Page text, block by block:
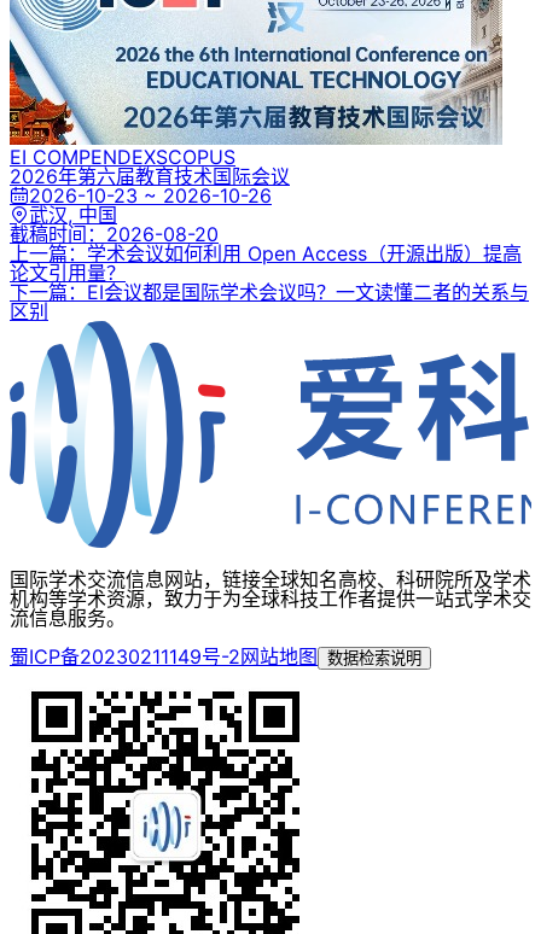
EI COMPENDEXSCOPUS
2026年第六届教育技术国际会议
2026-10-23 ~ 2026-10-26
武汉, 中国
截稿时间： 2026-08-20
上一篇：学术会议如何利用 Open Access（开源出版）提高
论文引用量？
下一篇：EI会议都是国际学术会议吗？一文读懂二者的关系与
区别
国际学术交流信息网站，链接全球知名高校、科研院所及学术
机构等学术资源，致力于为全球科技工作者提供一站式学术交
流信息服务。
蜀ICP备20230211149号-2网站地图 数据检索说明